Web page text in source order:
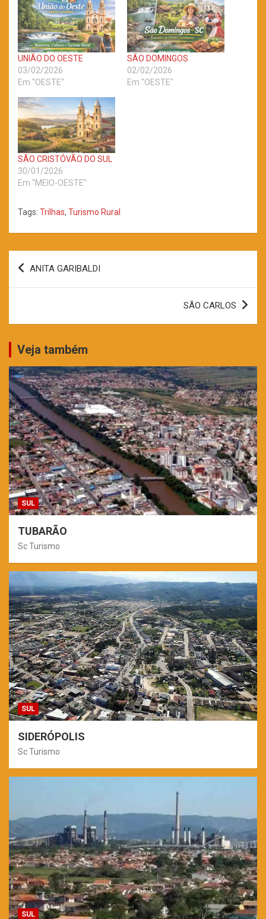
UNIÃO DO OESTE
03/02/2026
Em "OESTE"
SÃO DOMINGOS
02/02/2026
Em "OESTE"
SÃO CRISTÓVÃO DO SUL
30/01/2026
Em "MEIO-OESTE"
Tags: Trilhas, Turismo Rural
Navegação
de
ANITA GARIBALDI
SÃO CARLOS
Veja também
SUL
TUBARÃO
Sc Turismo
SUL
SIDERÓPOLIS
Sc Turismo
SUL